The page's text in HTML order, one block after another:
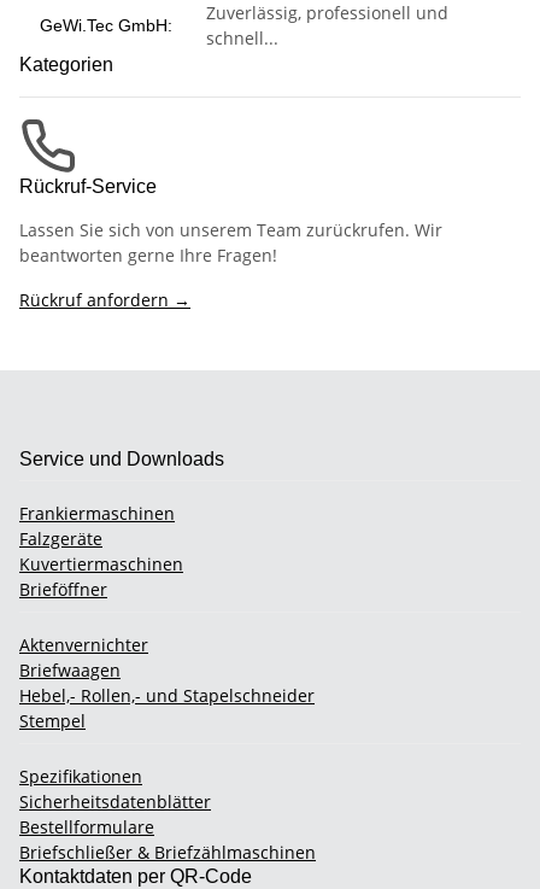
GeWi.Tec GmbH:
Zuverlässig, professionell und
schnell...
Kategorien
Rückruf-Service
Lassen Sie sich von unserem Team zurückrufen. Wir
beantworten gerne Ihre Fragen!
Rückruf anfordern →
Service und Downloads
Frankiermaschinen
Falzgeräte
Kuvertiermaschinen
Brieföffner
Aktenvernichter
Briefwaagen
Hebel,- Rollen,- und Stapelschneider
Stempel
Spezifikationen
Sicherheitsdatenblätter
Bestellformulare
Briefschließer & Briefzählmaschinen
Kontaktdaten per QR-Code